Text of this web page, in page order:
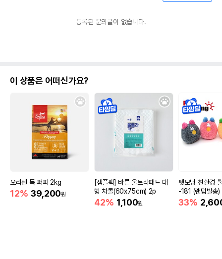
등록된 문의글이 없습니다.
이 상품은 어떠신가요?
오리젠 독 퍼피 2kg
12% 39,200원
[샘플팩] 바른 울트라패드 대
형 차콜(60x75cm) 2p
42% 1,100원
펫모닝 친환경
-181 (랜덤발송)
33%